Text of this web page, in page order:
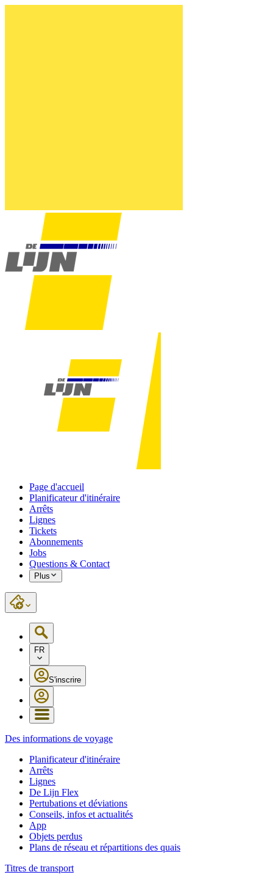
Page d'accueil
Planificateur d'itinéraire
Arrêts
Lignes
Tickets
Abonnements
Jobs
Questions & Contact
Plus
FR
S'inscrire
Des informations de voyage
Planificateur d'itinéraire
Arrêts
Lignes
De Lijn Flex
Pertubations et déviations
Conseils, infos et actualités
App
Objets perdus
Plans de réseau et répartitions des quais
Titres de transport